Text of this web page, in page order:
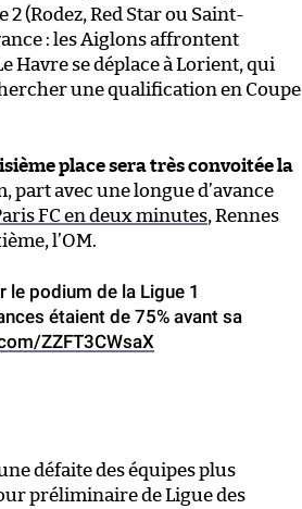
(Rodez, Red Star ou Saint-
: les Aiglons affrontent
Havre se déplace à Lorient, qui
une qualification en Coupe
place sera très convoitée la
part avec une longue d’avance
FC en deux minutes, Rennes
l’OM.
le podium de la Ligue 1
étaient de 75% avant sa
ZZFT3CWsaX
défaite des équipes plus
préliminaire de Ligue des